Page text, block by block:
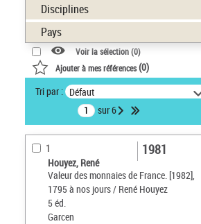
Disciplines
Pays
Voir la sélection (0)
Ajouter à mes références(0)
Tri par : Défaut
sur 6
1
Houyez, René
Valeur des monnaies de France. [1982],
1795 à nos jours / René Houyez
5 éd.
Garcen
1981